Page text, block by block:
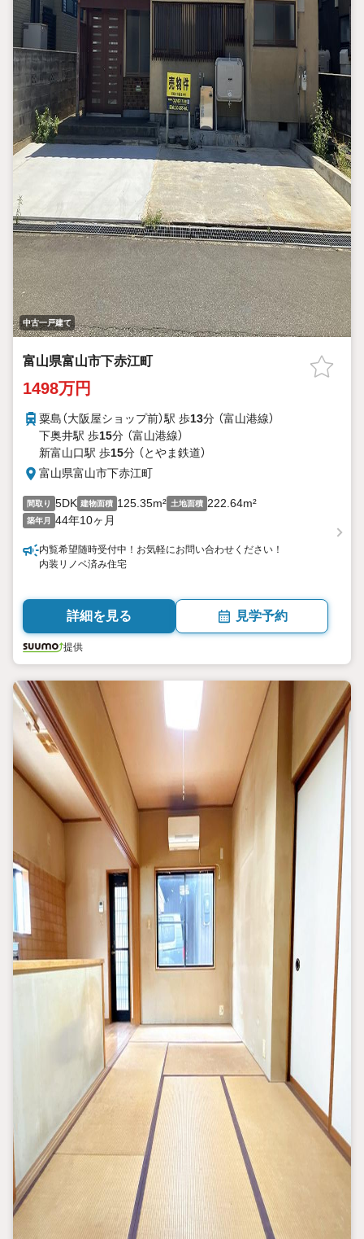
中古一戸建て
富山県富山市下赤江町
1498万円
粟島（大阪屋ショップ前）駅 歩13分 （富山港線）
下奥井駅 歩15分 （富山港線）
新富山口駅 歩15分 （とやま鉄道）
富山県富山市下赤江町
間取り 5DK 建物面積 125.35m² 土地面積 222.64m²
築年月 44年10ヶ月
内覧希望随時受付中！お気軽にお問い合わせください！
内装リノベ済み住宅
詳細を見る 見学予約
提供